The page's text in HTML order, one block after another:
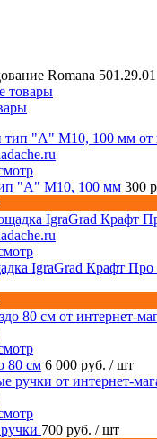
Romana 501.29.01
товары
"A" M10, 100 мм 300
IgraGrad Крафт Про
80 см 6 000 руб. / шт
700 руб. / шт